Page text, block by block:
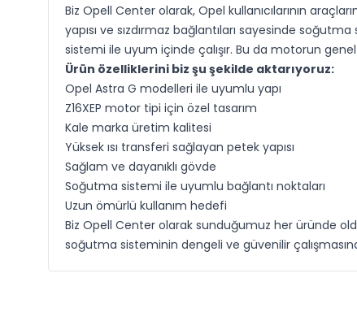
Biz Opell Center olarak, Opel kullanıcılarının
yapısı ve sızdırmaz bağlantıları sayesinde
sistemi ile uyum içinde çalışır. Bu da motorun
Ürün özelliklerini biz şu şekilde aktarıyoruz:
Opel Astra G modelleri ile uyumlu yapı
Z16XEP motor tipi için özel tasarım
Kale marka üretim kalitesi
Yüksek ısı transferi sağlayan petek yapısı
Sağlam ve dayanıklı gövde
Soğutma sistemi ile uyumlu bağlantı noktaları
Uzun ömürlü kullanım hedefi
Biz Opell Center olarak sunduğumuz her üründe
soğutma sisteminin dengeli ve güvenilir